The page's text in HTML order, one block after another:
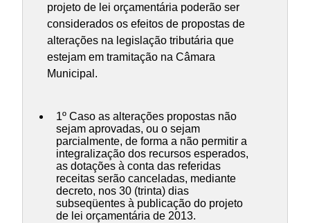
projeto de lei orçamentária poderão ser
considerados os efeitos de propostas de
alterações na legislação tributária que
estejam em tramitação na Câmara
Municipal.
1º Caso as alterações propostas não
sejam aprovadas, ou o sejam
parcialmente, de forma a não permitir a
integralização dos recursos esperados,
as dotações à conta das referidas
receitas serão canceladas, mediante
decreto, nos 30 (trinta) dias
subseqüentes à publicação do projeto
de lei orçamentária de 2013.